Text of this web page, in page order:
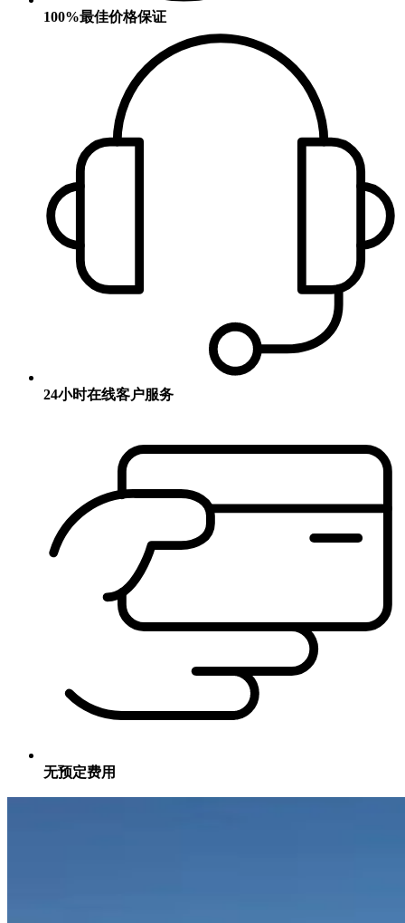
100%最佳价格保证
24小时在线客户服务
无预定费用